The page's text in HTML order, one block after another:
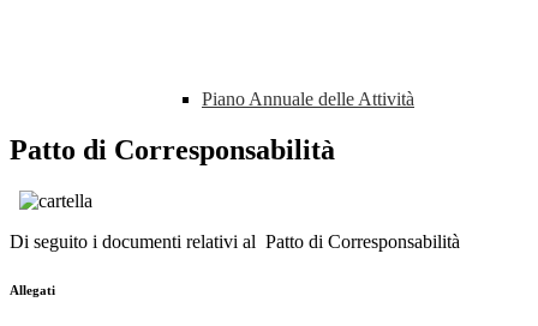
Piano Annuale delle Attività
Patto di Corresponsabilità
Di seguito i documenti relativi al Patto di Corresponsabilità
Allegati